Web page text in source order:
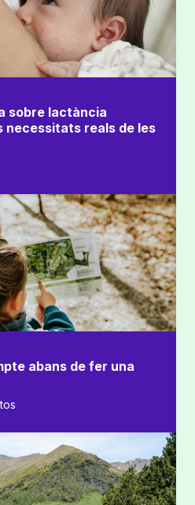
sobre lactància
necessitats reals de les
abans de fer una